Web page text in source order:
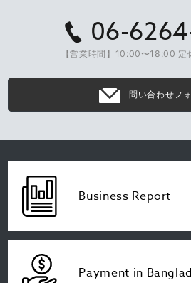
06-
【営業時間】10:00〜18:00 定
問い合わせフ
Business Report
Payment in